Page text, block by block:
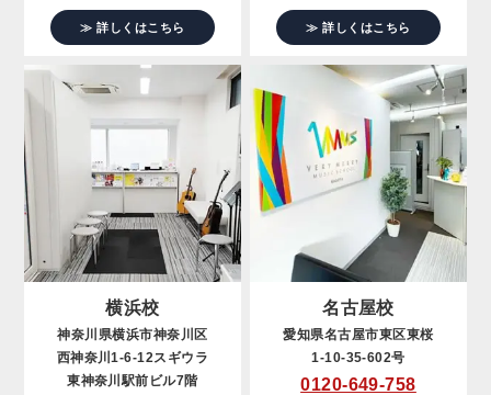
≫ 詳しくはこちら ≫ 詳しくはこちら
横浜校
神奈川県横浜市神奈川区
西神奈川1-6-12スギウラ
東神奈川駅前ビル7階
名古屋校
愛知県名古屋市東区東桜
1-10-35-602号
0120-649-758